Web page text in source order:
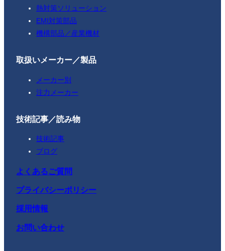
熱対策ソリューション
EMI対策部品
機構部品／産業機材
取扱いメーカー／製品
メーカー別
注力メーカー
技術記事／読み物
技術記事
ブログ
よくあるご質問
プライバシーポリシー
採用情報
お問い合わせ